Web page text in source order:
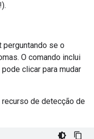
perguntando se o
O comando inclui
clicar para mudar
recurso de detecção de